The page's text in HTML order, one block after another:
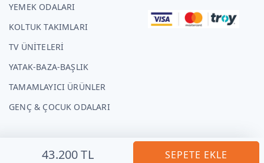
43.200 TL SEPETE EKLE
YEMEK ODALARI
KOLTUK TAKIMLARI
TV ÜNİTELERİ
YATAK-BAZA-BAŞLIK
TAMAMLAYICI ÜRÜNLER
GENÇ & ÇOCUK ODALARI